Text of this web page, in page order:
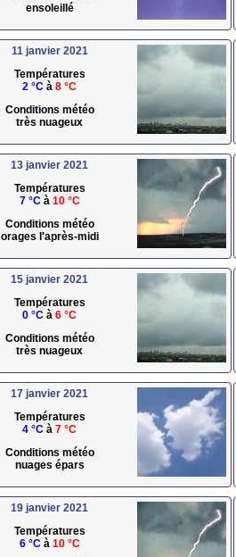
ensoleillé
11 janvier 2021
Températures
2 °C à 8 °C
Conditions météo
très nuageux
13 janvier 2021
Températures
7 °Cà 10 °C
Conditions météo
orages l'après-midi
15 janvier 2021
Températures
0 °C à 6 °C
Conditions météo
très nuageux
17 janvier 2021
Températures
4 °C à 7 °C
Conditions météo
nuages épars
19 janvier 2021
Températures
6 °Cà 10 °C